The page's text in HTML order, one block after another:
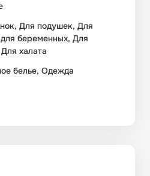
Для подушек, Для
беременных, Для
халата
белье, Одежда